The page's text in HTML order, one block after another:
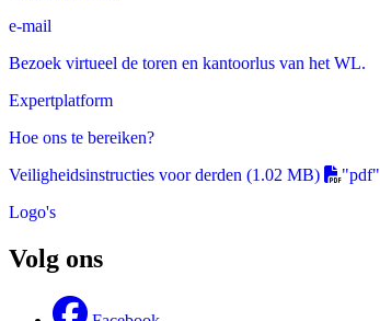
e-mail
Bezoek virtueel de toren en kantoorlus van het WL.
Expertplatform
Hoe ons te bereiken?
Veiligheidsinstructies voor derden (1.02 MB)
"pdf"
Logo's
Volg ons